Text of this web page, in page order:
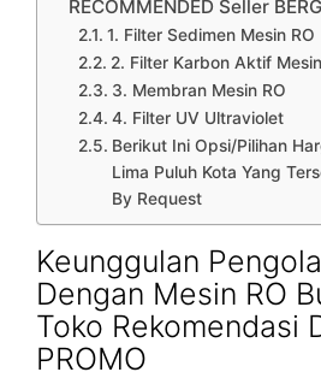
RECOMMENDED Seller
1. Filter Sedimen Mesin RO
2. Filter Karbon Aktif
3. Membran Mesin RO
4. Filter UV Ultraviolet
Berikut Ini Opsi/Pilihan
Lima Puluh Kota Yang
By Request
Keunggulan
Dengan Mesin RO
Toko Rekomendasi
PROMO